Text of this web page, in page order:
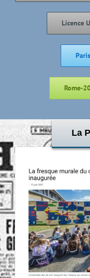
Licence
Rome-
La